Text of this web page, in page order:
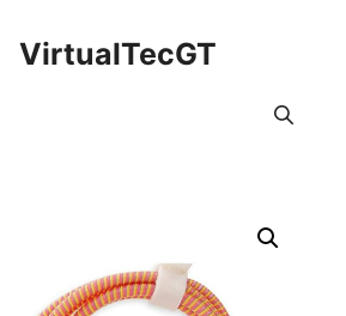
VirtualTecGT